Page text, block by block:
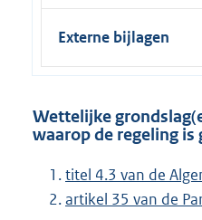
Externe bijlagen
Wettelijke
waarop de regeling is
titel 4.3 van de
artikel 35 van de